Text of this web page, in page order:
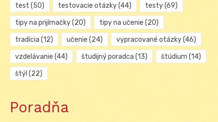
test (50) testovacie otázky(44) testy(69)
tipy na prijímačky(20) tipy na učenie (20)
tradícia (12) učenie (24) vypracované otázky(46)
vzdelávanie (44) študijný poradca (13) štúdium (14)
štýl (22)
Poradňa